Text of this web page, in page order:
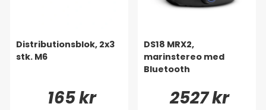
Distributionsblok, 2x3
stk. M6
165 kr
DS18 MRX2,
marinstereo med
Bluetooth
2527 kr